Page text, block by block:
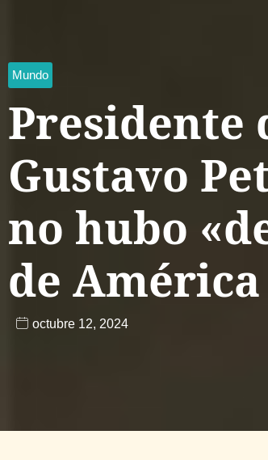
Mundo
Presidente
Gustavo
no hubo
de América
octubre 12, 2024